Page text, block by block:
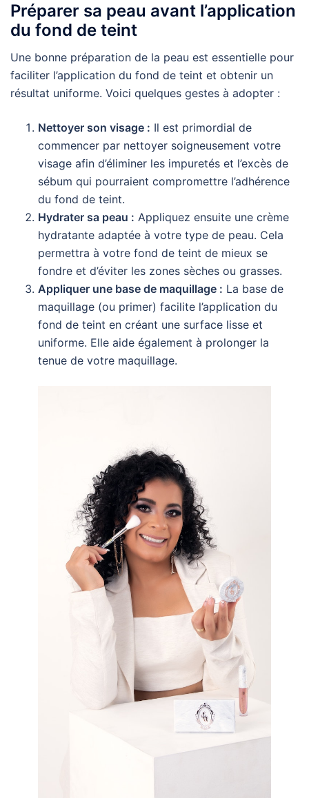
Préparer sa peau avant l’application
du fond de teint
Une bonne préparation de la peau est essentielle pour
faciliter l’application du fond de teint et obtenir un
résultat uniforme. Voici quelques gestes à adopter :
Nettoyer son visage : Il est primordial de
commencer par nettoyer soigneusement votre
visage afin d’éliminer les impuretés et l’excès de
sébum qui pourraient compromettre l’adhérence
du fond de teint.
Hydrater sa peau : Appliquez ensuite une crème
hydratante adaptée à votre type de peau. Cela
permettra à votre fond de teint de mieux se
fondre et d’éviter les zones sèches ou grasses.
Appliquer une base de maquillage : La base de
maquillage (ou primer) facilite l’application du
fond de teint en créant une surface lisse et
uniforme. Elle aide également à prolonger la
tenue de votre maquillage.